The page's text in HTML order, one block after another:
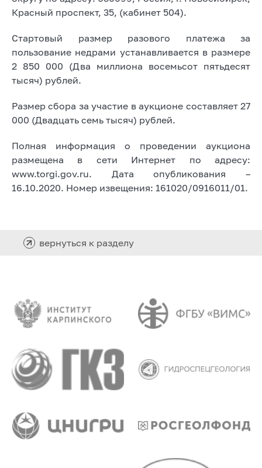
Красный проспект, 35, (кабинет 504).
Стартовый размер разового платежа за
пользование недрами устанавливается в размере
2 850 000 (Два миллиона восемьсот пятьдесят
тысяч) рублей.
Размер сбора за участие в аукционе составляет 27
000 (Двадцать семь тысяч) рублей.
Полная информация о проведении аукциона
размещена в сети Интернет по адресу:
www.torgi.gov.ru. Дата опубликования –
16.10.2020. Номер извещения: 161020/0916011/01.
вернуться к разделу